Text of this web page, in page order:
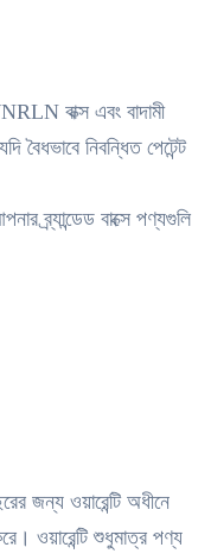
বাক্স এবং বাদামী
বৈধভাবে নিবন্ধিত পেটেন্ট
ব্র্যান্ডেড বাক্সে পণ্যগুলি
জন্য ওয়ারেন্টি অধীনে
ওয়ারেন্টি শুধুমাত্র পণ্য